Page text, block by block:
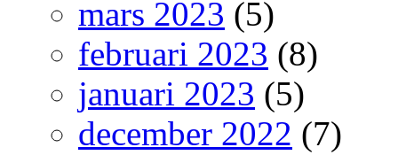
mars 2023 (5)
februari 2023 (8)
januari 2023 (5)
december 2022 (7)